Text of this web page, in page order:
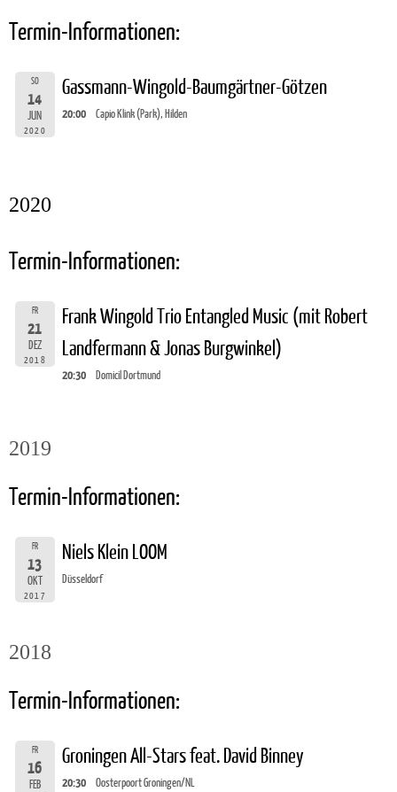
Termin-Informationen:
SO
14
JUN
2020
Gassmann-Wingold-Baumgärtner-Götzen
20:00 Capio Klink (Park), Hilden
2020
Termin-Informationen:
FR
21
DEZ
2018
Frank Wingold Trio Entangled Music (mit Robert
Landfermann & Jonas Burgwinkel)
20:30 Domicil Dortmund
2019
Termin-Informationen:
FR
13
OKT
2017
Niels Klein LOOM
Düsseldorf
2018
Termin-Informationen:
FR
16
FEB
Groningen All-Stars feat. David Binney
20:30 Oosterpoort Groningen/NL